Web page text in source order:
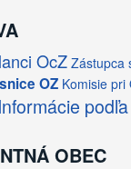
OcZ Zástupca
OZ Komisie pri
Informácie
OBEC